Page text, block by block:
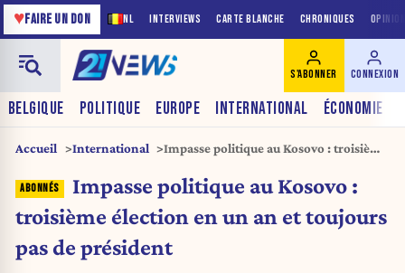
NL INTERVIEWS CARTE BLANCHE CHRONIQUES
♥FAIRE UN DON
BELGIQUE POLITIQUE EUROPE INTERNATIONAL ÉCONOMIE
S'ABONNER CONNEXION
Accueil International
Impasse politique au Kosovo : troisième
président
Impasse politique au Kosovo :
troisième élection en un an et toujours
pas de président